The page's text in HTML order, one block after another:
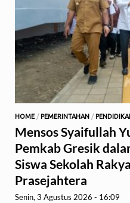
HOME /PEMERINTAHAN /
Mensos Syaifullah
Pemkab Gresik
Siswa Sekolah
Prasejahtera
Senin, 3 Agustus 2026 - 16:09